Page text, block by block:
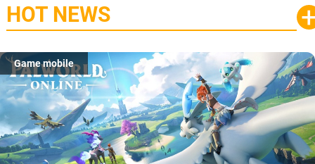
HOT NEWS
Game mobile